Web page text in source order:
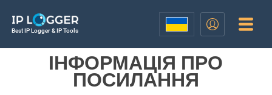
Best IP Logger & IP Tools
ІНФОРМАЦІЯ ПРО
ПОСИЛАННЯ